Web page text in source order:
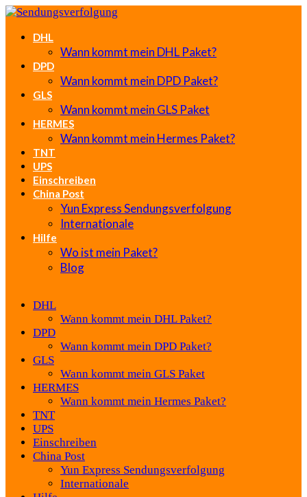
DHL
Wann kommt mein DHL Paket?
DPD
Wann kommt mein DPD Paket?
GLS
Wann kommt mein GLS Paket
HERMES
Wann kommt mein Hermes Paket?
TNT
UPS
Einschreiben
China Post
Yun Express Sendungsverfolgung
Internationale
Hilfe
Wo ist mein Paket?
Blog
DHL
Wann kommt mein DHL Paket?
DPD
Wann kommt mein DPD Paket?
GLS
Wann kommt mein GLS Paket
HERMES
Wann kommt mein Hermes Paket?
TNT
UPS
Einschreiben
China Post
Yun Express Sendungsverfolgung
Internationale